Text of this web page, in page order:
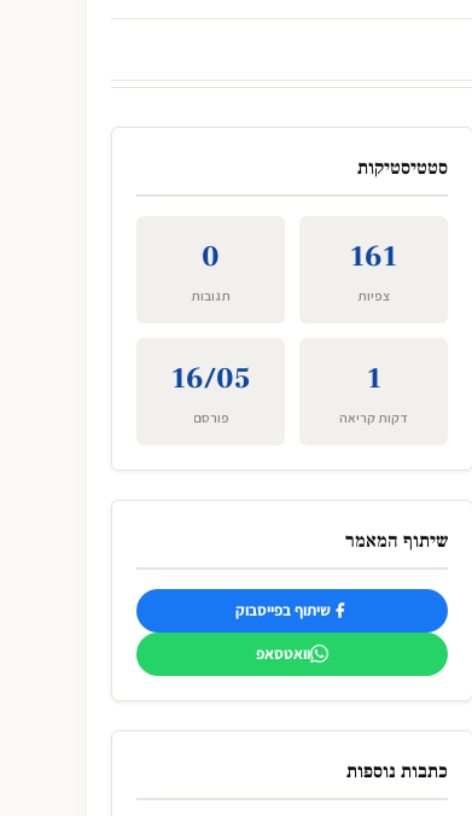
סטטיסטיקות
161
צפיות
0
תגובות
1
דקות קריאה
16/05
פורסם
שיתוף המאמר
שיתוף בפייסבוק
וואטסאפ
כתבות נוספות